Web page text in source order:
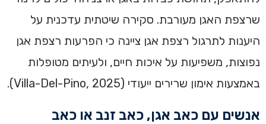
שרצפת האגן מעורבת. סקירה שיטתית עדכנית על
היענות לתרגול רצפת אגן ציינה כי הפרעות רצפת אגן
נפוצות, משפיעות על איכות חיים, ולעיתים מטופלות
באמצעות אימון שרירים ייעודי (Villa-Del-Pino, 2025).
אנשים עם כאב אגן, כאב זנב או כאב